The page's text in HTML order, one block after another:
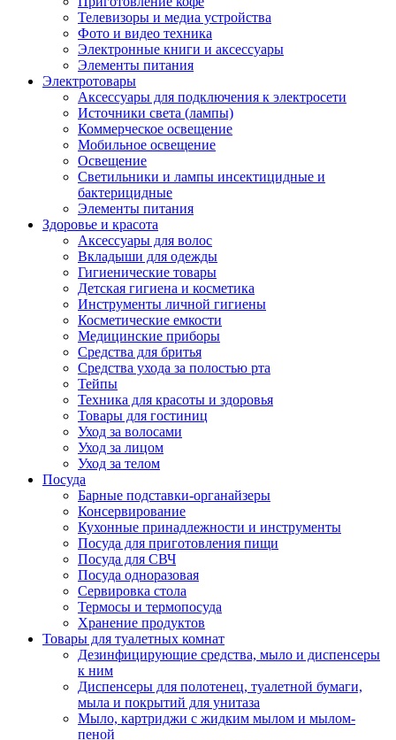
Телевизоры и медиа устройства
Фото и видео техника
Электронные книги и аксессуары
Элементы питания
Электротовары
Аксессуары для подключения к электросети
Источники света (лампы)
Коммерческое освещение
Мобильное освещение
Освещение
Светильники и лампы инсектицидные и
бактерицидные
Элементы питания
Здоровье и красота
Аксессуары для волос
Вкладыши для одежды
Гигиенические товары
Детская гигиена и косметика
Инструменты личной гигиены
Косметические емкости
Медицинские приборы
Средства для бритья
Средства ухода за полостью рта
Тейпы
Техника для красоты и здоровья
Товары для гостиниц
Уход за волосами
Уход за лицом
Уход за телом
Посуда
Барные подставки-органайзеры
Консервирование
Кухонные принадлежности и инструменты
Посуда для приготовления пищи
Посуда для СВЧ
Посуда одноразовая
Сервировка стола
Термосы и термопосуда
Хранение продуктов
Товары для туалетных комнат
Дезинфицирующие средства, мыло и диспенсеры
к ним
Диспенсеры для полотенец, туалетной бумаги,
мыла и покрытий для унитаза
Мыло, картриджи с жидким мылом и мылом-
пеной